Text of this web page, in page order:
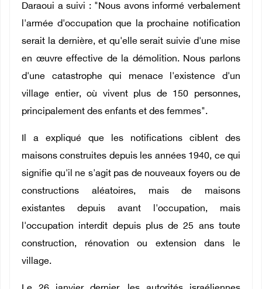
Daraoui a suivi : "Nous avons informé verbalement
l'armée d'occupation que la prochaine notification
serait la dernière, et qu'elle serait suivie d'une mise
en œuvre effective de la démolition. Nous parlons
d'une catastrophe qui menace l'existence d'un
village entier, où vivent plus de 150 personnes,
principalement des enfants et des femmes".
Il a expliqué que les notifications ciblent des
maisons construites depuis les années 1940, ce qui
signifie qu'il ne s'agit pas de nouveaux foyers ou de
constructions aléatoires, mais de maisons
existantes depuis avant l'occupation, mais
l'occupation interdit depuis plus de 25 ans toute
construction, rénovation ou extension dans le
village.